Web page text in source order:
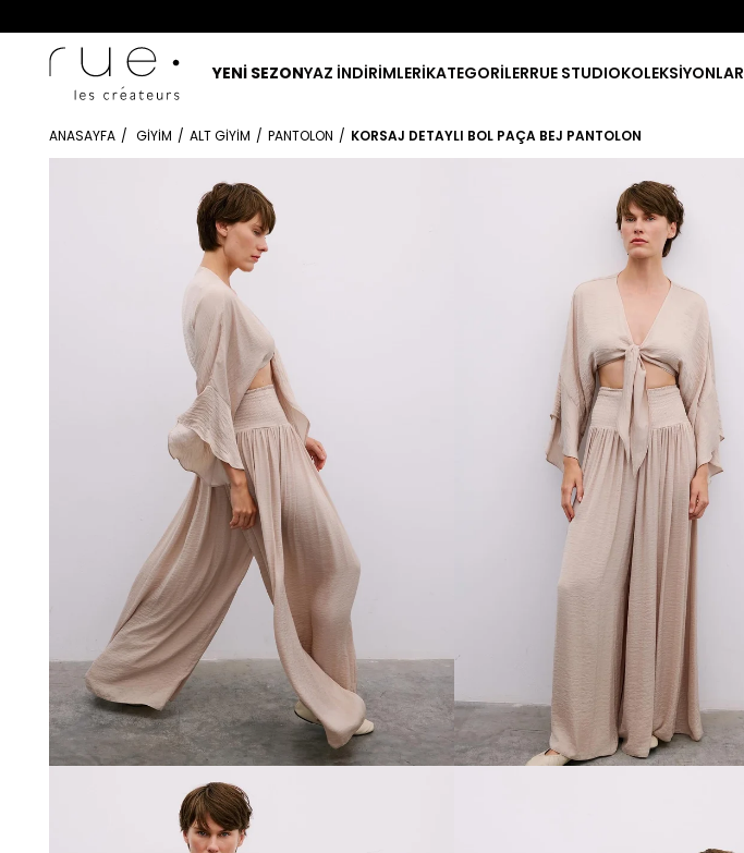
YENİ SEZONYAZ İNDİRİMLERİKATEGORİLERRUE STUDIOKOLEKSİYONLAR
ANASAYFA GIYIM ALT GIYIM PANTOLON KORSAJ DETAYLI BOL PAÇA BEJ PANTOLON